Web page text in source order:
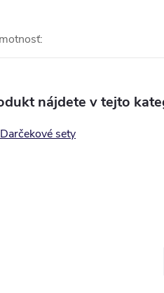
:
nájdete v tejto
Darčekové sety